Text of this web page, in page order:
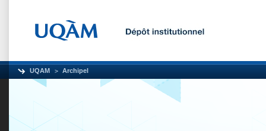
UQAM Archipel